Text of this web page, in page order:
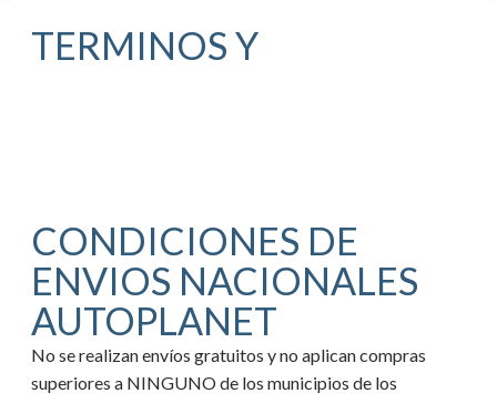
TERMINOS Y
CONDICIONES DE
ENVIOS NACIONALES
AUTOPLANET
No se realizan envíos gratuitos y no aplican compras
superiores a NINGUNO de los municipios de los